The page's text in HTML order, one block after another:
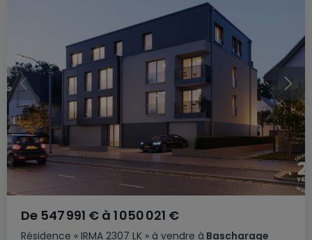
Résidence « IRMA 2307 LK » à vendre à Bascharage
De 547 991 € à 1 050 021 €